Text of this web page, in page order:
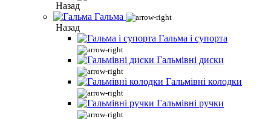
Назад
Гальма
Назад
Гальма і супорта
Гальмівні диски
Гальмівні колодки
Гальмівні ручки